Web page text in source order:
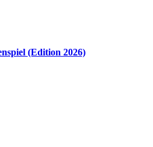
(Edition 2026)